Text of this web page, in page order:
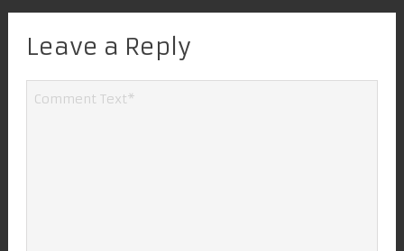
Leave a Reply